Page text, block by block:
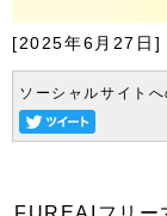
[2025年6月27日]
ソーシャルサイト